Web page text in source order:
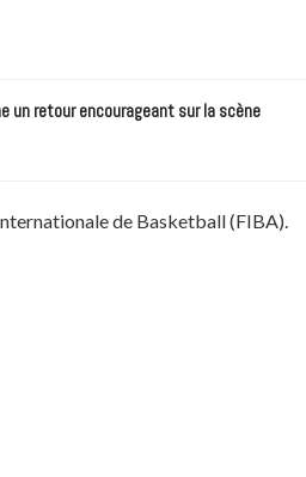
un retour encourageant sur la scène
de Basketball (FIBA).